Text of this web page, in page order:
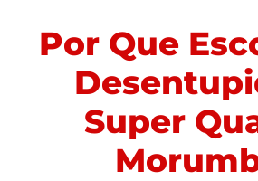
Por Que
Super